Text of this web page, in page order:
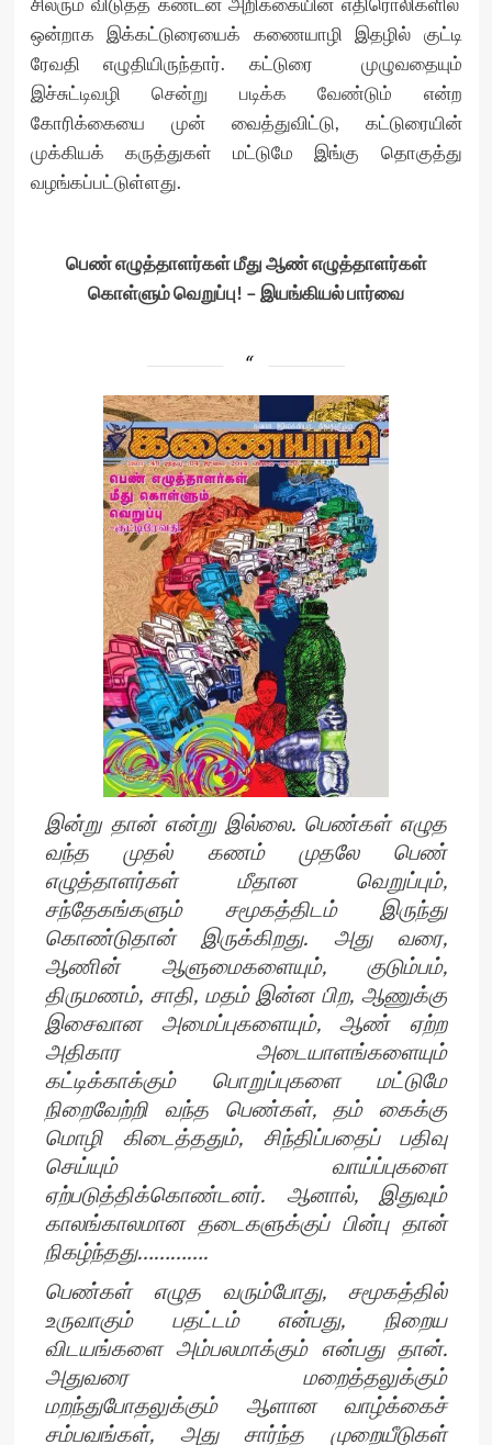
ஒன்றாக இக்கட்டுரையைக் கணையாழி இதழில் குட்டி
ரேவதி எழுதியிருந்தார். கட்டுரை முழுவதையும்
இச்சுட்டிவழி சென்று படிக்க வேண்டும் என்ற
கோரிக்கையை முன் வைத்துவிட்டு, கட்டுரையின்
முக்கியக் கருத்துகள் மட்டுமே இங்கு தொகுத்து
வழங்கப்பட்டுள்ளது.
பெண் எழுத்தாளர்கள் மீது ஆண் எழுத்தாளர்கள்
கொள்ளும் வெறுப்பு! – இயங்கியல் பார்வை
இன்று தான் என்று இல்லை. பெண்கள் எழுத
வந்த முதல் கணம் முதலே பெண்
எழுத்தாளர்கள் மீதான வெறுப்பும்,
சந்தேகங்களும் சமூகத்திடம் இருந்து
கொண்டுதான் இருக்கிறது. அது வரை,
ஆணின் ஆளுமைகளையும், குடும்பம்,
திருமணம், சாதி, மதம் இன்ன பிற, ஆணுக்கு
இசைவான அமைப்புகளையும், ஆண் ஏற்ற
அதிகார அடையாளங்களையும்
கட்டிக்காக்கும் பொறுப்புகளை மட்டுமே
நிறைவேற்றி வந்த பெண்கள், தம் கைக்கு
மொழி கிடைத்ததும், சிந்திப்பதைப் பதிவு
செய்யும் வாய்ப்புகளை
ஏற்படுத்திக்கொண்டனர். ஆனால், இதுவும்
காலங்காலமான தடைகளுக்குப் பின்பு தான்
நிகழ்ந்தது………….
பெண்கள் எழுத வரும்போது, சமூகத்தில்
உருவாகும் பதட்டம் என்பது, நிறைய
விடயங்களை அம்பலமாக்கும் என்பது தான்.
அதுவரை மறைத்தலுக்கும்
மறந்துபோதலுக்கும் ஆளான வாழ்க்கைச்
சம்பவங்கள், அது சார்ந்த முறையீடுகள்